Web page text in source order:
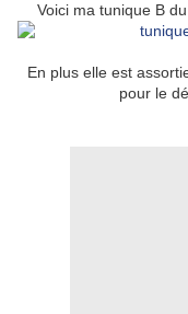
Voici ma tunique B
En plus elle est
pour le